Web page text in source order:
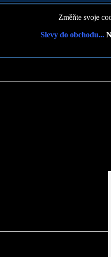
Změňte svoje
Slevy do obchodu...